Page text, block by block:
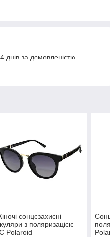
днів за домовленістю
сонцезахисні
з поляризацією
Polaroid